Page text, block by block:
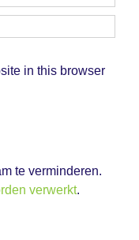
in this browser
te verminderen.
verwerkt.